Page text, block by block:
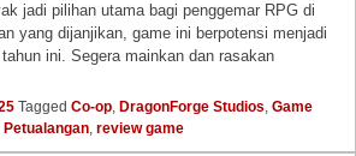
jadi pilihan utama bagi penggemar RPG di
yang dijanjikan, game ini berpotensi menjadi
ini. Segera mainkan dan rasakan
Tagged Co-op, DragonForge Studios, Game
Petualangan, review game